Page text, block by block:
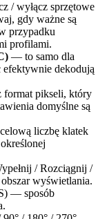
/ wyłącz sprzętowe
gdy ważne są
przypadku
profilami.
— to samo dla
dekodują
pikseli, który
domyślne są
liczbę klatek
/ Rozciągnij /
wyświetlania.
— sposób